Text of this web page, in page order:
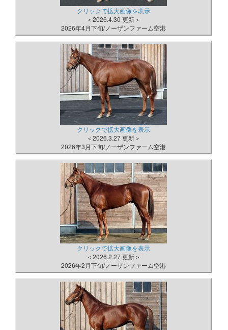
クリックで拡大画像を表示
＜2026.4.30 更新＞
2026年4月下旬/ノーザンファーム空港
クリックで拡大画像を表示
＜2026.3.27 更新＞
2026年3月下旬/ノーザンファーム空港
クリックで拡大画像を表示
＜2026.2.27 更新＞
2026年2月下旬/ノーザンファーム空港